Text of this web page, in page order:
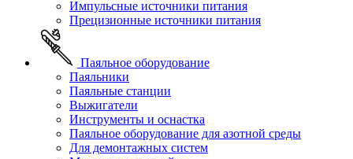
Импульсные источники питания
Прецизионные источники питания
Паяльное оборудование
Паяльники
Паяльные станции
Выжигатели
Инструменты и оснастка
Паяльное оборудование для азотной среды
Для демонтажных систем